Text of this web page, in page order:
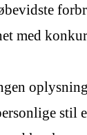
med
stil